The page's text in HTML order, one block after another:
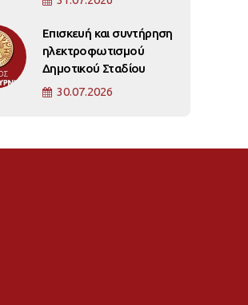
Επισκευή και συντήρηση
ηλεκτροφωτισμού
Δημοτικού Σταδίου
30.07.2026